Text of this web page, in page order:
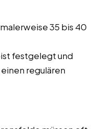
35 bis 40
festgelegt und
regulären